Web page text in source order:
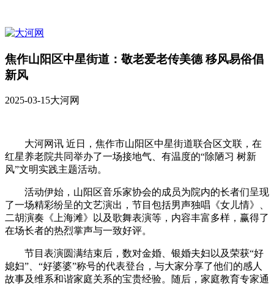
焦作山阳区中星街道：敬老爱老传美德 移风易俗倡
新风
2025-03-15大河网
大河网讯 近日，焦作市山阳区中星街道联合区文联，在
红星养老院共同举办了一场接地气、有温度的“除陋习 树新
风”文明实践主题活动。
活动伊始，山阳区音乐家协会的成员为院内的长者们呈现
了一场精彩纷呈的文艺演出，节目包括男声独唱《女儿情》、
二胡演奏《上海滩》以及歌舞表演等，内容丰富多样，赢得了
在场长者的热烈掌声与一致好评。
节目表演圆满结束后，数对金婚、银婚夫妇以及荣获“好
媳妇”、“好婆婆”称号的代表登台，与大家分享了他们的感人
故事及维系和谐家庭关系的宝贵经验。随后，家庭教育专家通